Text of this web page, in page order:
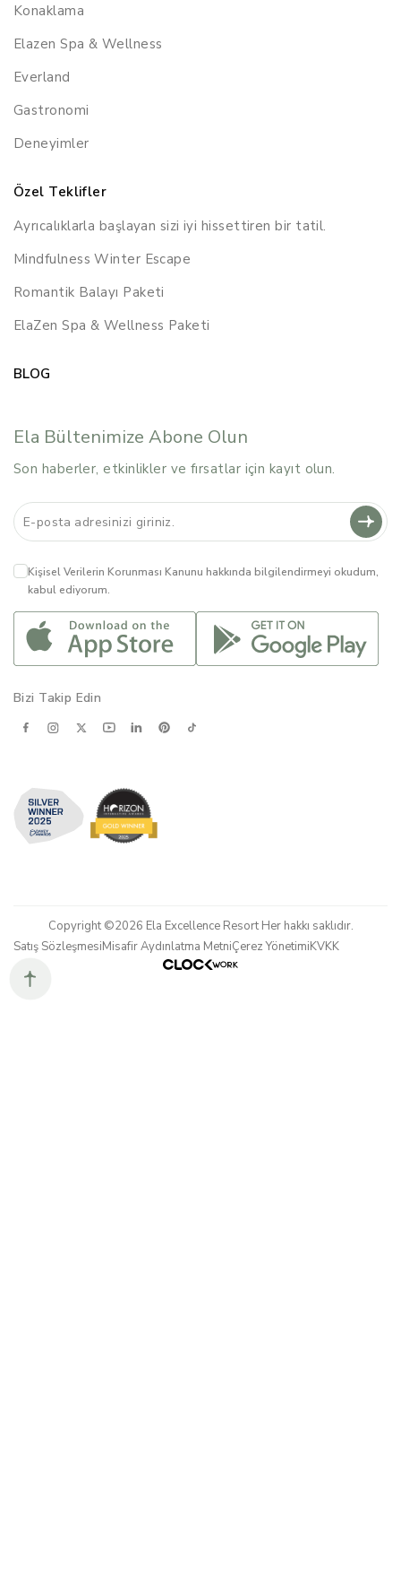
Konaklama
Elazen Spa & Wellness
Everland
Gastronomi
Deneyimler
Özel Teklifler
Ayrıcalıklarla başlayan sizi iyi hissettiren bir tatil.
Mindfulness Winter Escape
Romantik Balayı Paketi
ElaZen Spa & Wellness Paketi
BLOG
Ela Bültenimize Abone Olun
Son haberler, etkinlikler ve fırsatlar için kayıt olun.
Kişisel Verilerin Korunması Kanunu hakkında bilgilendirmeyi okudum,
kabul ediyorum.
Bizi Takip Edin
Copyright ©2026 Ela Excellence Resort Her hakkı saklıdır.
Satış SözleşmesiMisafir Aydınlatma MetniÇerez YönetimiKVKK